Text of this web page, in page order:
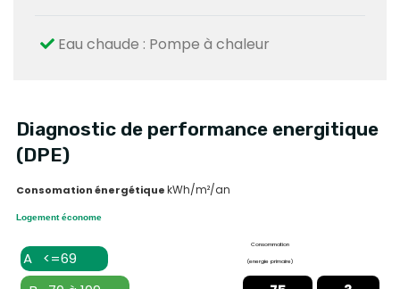
Eau chaude : Pompe à chaleur
Diagnostic de performance energitique
(DPE)
Consomation énergétiquekWh/m²/an
Logement économe
A <=69
Consommation
(energie primaire)